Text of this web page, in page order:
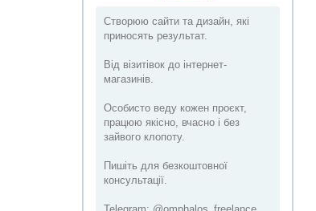
Створюю сайти та дизайн, які
приносять результат.
Від візитівок до інтернет-
магазинів.
Особисто веду кожен проєкт,
працюю якісно, вчасно і без
зайвого клопоту.
Пишіть для безкоштовної
консультації.